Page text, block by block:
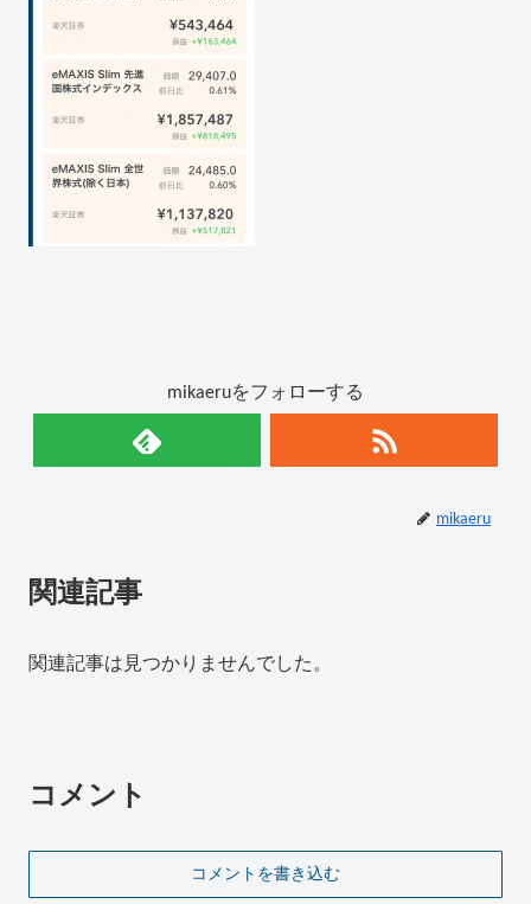
mikaeruをフォローする
mikaeru
関連記事
関連記事は見つかりませんでした。
コメント
コメントを書き込む